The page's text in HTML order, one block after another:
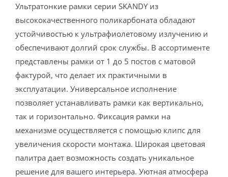
Ультратонкие рамки серии SKANDY из
высококачественного поликарбоната обладают
устойчивостью к ультрафиолетовому излучению и
обеспечивают долгий срок службы. В ассортименте
представлены рамки от 1 до 5 постов с матовой
фактурой, что делает их практичными в
эксплуатации. Универсальное исполнение
позволяет устанавливать рамки как вертикально,
так и горизонтально. Фиксация рамки на
механизме осуществляется с помощью клипс для
увеличения скорости монтажа. Широкая цветовая
палитра дает возможность создать уникальное
решение для вашего интерьера. Уютная атмосфера